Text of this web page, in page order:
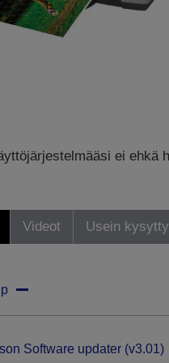
ei ehkä
Videot Usein
Software updater (v3.01)